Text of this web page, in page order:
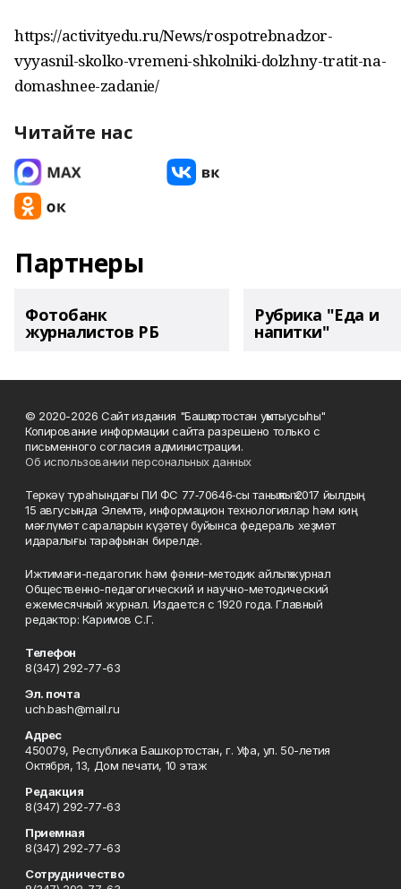
https://activityedu.ru/News/rospotrebnadzor-
vyyasnil-skolko-vremeni-shkolniki-dolzhny-tratit-na-
domashnee-zadanie/
Читайте нас
Партнеры
Фотобанк
журналистов РБ
Рубрика "Еда и
напитки"
© 2020-2026 Сайт издания "Башҡортостан уҡытыусыһы"
Копирование информации сайта разрешено только с
письменного согласия администрации.
Об использовании персональных данных
Теркәү тураһындағы ПИ ФС 77‑70646‑сы таныҡлыҡ 2017 йылдың
15 авгусында Элемтә, информацион технологиялар һәм киң
мәғлүмәт сараларын күҙәтеү буйынса федераль хеҙмәт
идаралығы тарафынан бирелде.
Ижтимағи-педагогик һәм фәнни-методик айлыҡ журнал
Общественно-педагогический и научно-методический
ежемесячный журнал. Издается с 1920 года. Главный
редактор: Каримов С.Г.
Телефон
8(347) 292-77-63
Эл. почта
uch.bash@mail.ru
Адрес
450079, Республика Башкортостан, г. Уфа, ул. 50-летия
Октября, 13, Дом печати, 10 этаж
Редакция
8(347) 292-77-63
Приемная
8(347) 292-77-63
Сотрудничество